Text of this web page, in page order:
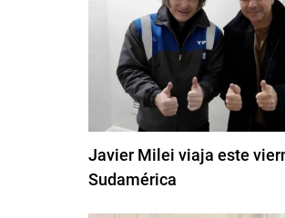
Javier Milei viaja este
Sudamérica